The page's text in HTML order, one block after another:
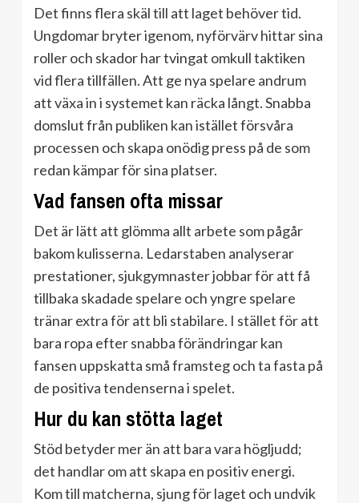
Det finns flera skäl till att laget behöver tid.
Ungdomar bryter igenom, nyförvärv hittar sina
roller och skador har tvingat omkull taktiken
vid flera tillfällen. Att ge nya spelare andrum
att växa in i systemet kan räcka långt. Snabba
domslut från publiken kan istället försvåra
processen och skapa onödig press på de som
redan kämpar för sina platser.
Vad fansen ofta missar
Det är lätt att glömma allt arbete som pågår
bakom kulisserna. Ledarstaben analyserar
prestationer, sjukgymnaster jobbar för att få
tillbaka skadade spelare och yngre spelare
tränar extra för att bli stabilare. I stället för att
bara ropa efter snabba förändringar kan
fansen uppskatta små framsteg och ta fasta på
de positiva tendenserna i spelet.
Hur du kan stötta laget
Stöd betyder mer än att bara vara högljudd;
det handlar om att skapa en positiv energi.
Kom till matcherna, sjung för laget och undvik